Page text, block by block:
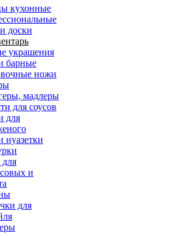
кухонные
доски
украшения
барные
ножи
мадлеры
для соусов
для
нуазетки
для
и
для